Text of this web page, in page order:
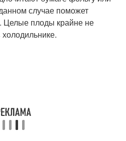
случае поможет
Целые плоды крайне не